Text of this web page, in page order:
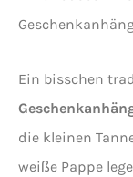
Ein bisschen
die kleinen
weiße Pappe